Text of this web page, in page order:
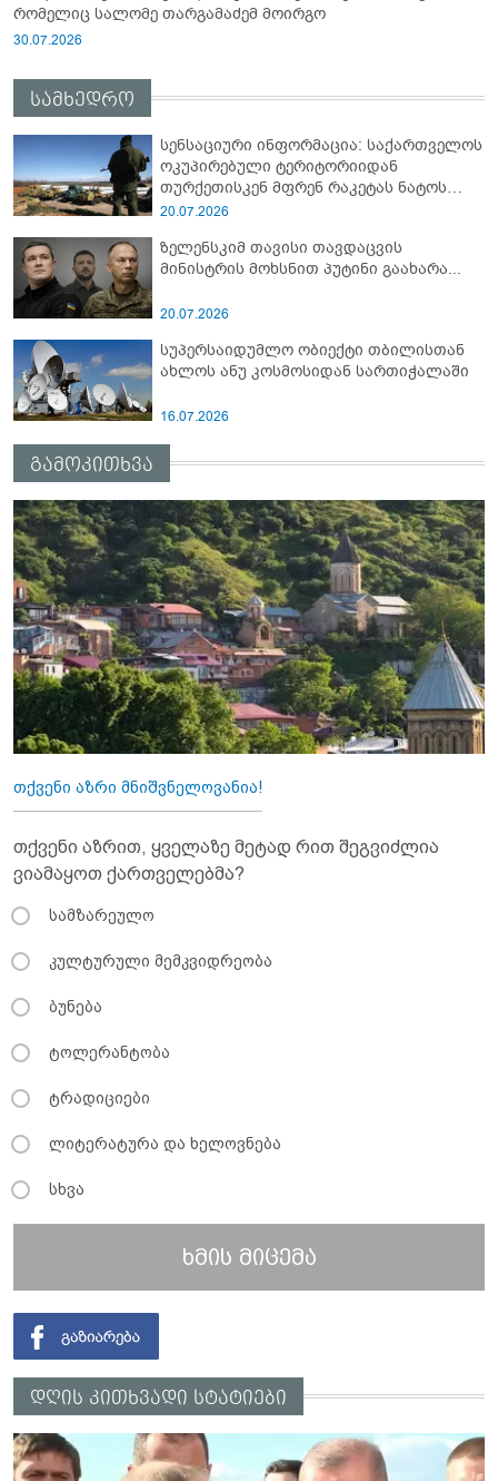
რომელიც სალომე თარგამაძემ მოირგო
30.07.2026
სამხედრო
სენსაციური ინფორმაცია: საქართველოს
ოკუპირებული ტერიტორიიდან
თურქეთისკენ მფრენ რაკეტას ნატოს
სამიტი კინაღამ ჩაუშლია
20.07.2026
ზელენსკიმ თავისი თავდაცვის
მინისტრის მოხსნით პუტინი გაახარა...
20.07.2026
სუპერსაიდუმლო ობიექტი თბილისთან
ახლოს ანუ კოსმოსიდან სართიჭალაში
16.07.2026
გამოკითხვა
თქვენი აზრი მნიშვნელოვანია!
თქვენი აზრით, ყველაზე მეტად რით შეგვიძლია
ვიამაყოთ ქართველებმა?
სამზარეულო
კულტურული მემკვიდრეობა
ბუნება
ტოლერანტობა
ტრადიციები
ლიტერატურა და ხელოვნება
სხვა
ხმის მიცემა
დღის კითხვადი სტატიები